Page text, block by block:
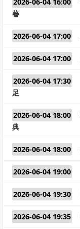
蕃
2026-06-04 17:00
2026-06-04 17:00
2026-06-04 17:30
足
2026-06-04 18:00
典
2026-06-04 18:00
2026-06-04 19:00
2026-06-04 19:30
2026-06-04 19:35